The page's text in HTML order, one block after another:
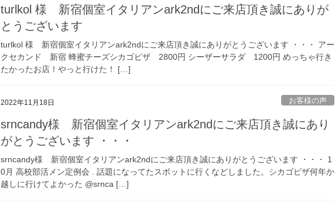
turlkol 様 新宿個室イタリアンark2ndにご来店頂き誠にありが
とうございます
turlkol 様 新宿個室イタリアンark2ndにご来店頂き誠にありがとうございます ・・・ アー
クセカンド 新宿 蜂蜜チーズシカゴピザ 2800円 シーザーサラダ 1200円 めっちゃ行き
たかったお店！やっと行けた！ […]
2022年11月18日 お客様の声
srncandy様 新宿個室イタリアンark2ndにご来店頂き誠にあり
がとうございます ・・・
srncandy様 新宿個室イタリアンark2ndにご来店頂き誠にありがとうございます ・・・ 1
0月 高校部活メン定例会 . 話題になってたスポットに行くなどしました。シカゴピザ何年か
越しに行けてよかった @srnca […]